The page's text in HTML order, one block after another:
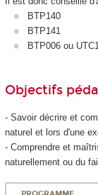
BTP140
BTP141
BTP006 ou
Objectifs
- Savoir décrire et
naturel et lors d'une
- Comprendre et
naturellement ou du